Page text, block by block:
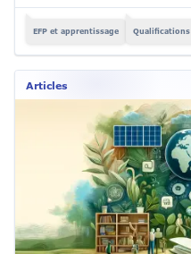
EFP et apprentissage Qualifications
Articles